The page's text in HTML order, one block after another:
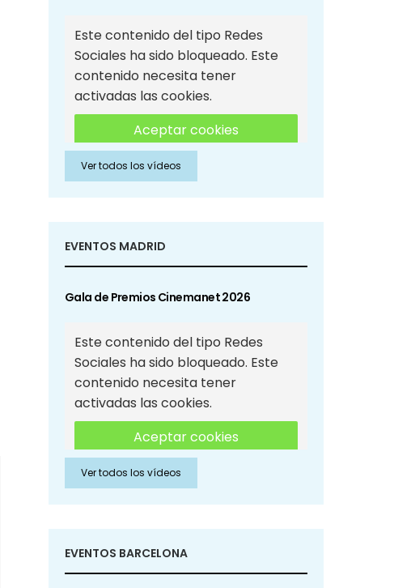
Este contenido del tipo Redes
Sociales ha sido bloqueado. Este
contenido necesita tener
activadas las cookies.
Aceptar cookies
Aceptar cookies de Redes
Sociales
Ver todos los vídeos
EVENTOS MADRID
Gala de Premios Cinemanet 2026
Este contenido del tipo Redes
Sociales ha sido bloqueado. Este
contenido necesita tener
activadas las cookies.
Aceptar cookies
Aceptar cookies de Redes
Sociales
Ver todos los vídeos
EVENTOS BARCELONA